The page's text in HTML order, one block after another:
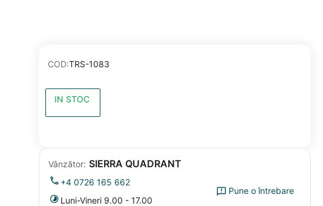
COD:TRS-1083
IN STOC
Vânzător: SIERRA QUADRANT
+4 0726 165 662
Luni-Vineri 9.00 - 17.00
Pune o întrebare